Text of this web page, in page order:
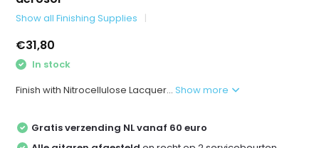
Show all Finishing Supplies
€31,80
In stock
Finish with Nitrocellulose Lacquer...Show more
Gratis verzending NL vanaf 60 euro